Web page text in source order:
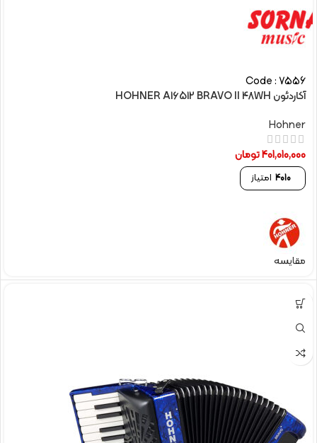
Code : 7556
آکاردئون HOHNER A16512 BRAVO II 48WH
Hohner
401,010,000تومان
4010 امتیاز
مقایسه